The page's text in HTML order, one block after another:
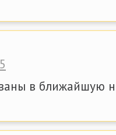
в ближайшую